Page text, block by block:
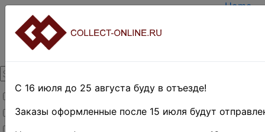
Товары со скидкой
Товары в наличии
Новинки
Home
TERMS
С 16 июля до 25 августа буду в отъезде!
Заказы оформленные после 15 июля будут